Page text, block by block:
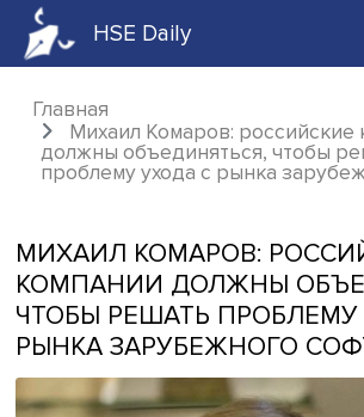
HSE Daily
Главная
Михаил Комаров:
должны объединяться,
МИХАИЛ КОМАРОВ:
КОМПАНИИ ДОЛЖНЫ
ЧТОБЫ РЕШАТЬ
РЫНКА ЗАРУБЕЖНОГО